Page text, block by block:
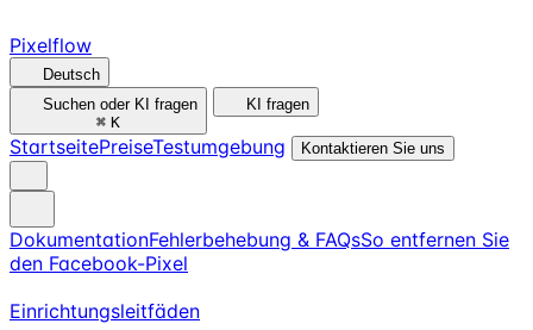
Pixelflow
Deutsch
Suchen oder KI fragen
⌘ K
KI fragen
StartseitePreiseTestumgebung Kontaktieren Sie uns
DokumentationFehlerbehebung & FAQsSo entfernen Sie
den Facebook-Pixel
Einrichtungsleitfäden